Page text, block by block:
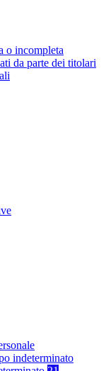
o incompleta
da parte dei titolari
indeterminato